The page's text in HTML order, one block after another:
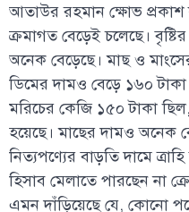
আতাউর রহমান ক্ষোভ প্রকাশ
ক্রমাগত বেড়েই চলেছে।
অনেক বেড়েছে। মাছ ও
ডিমের দামও বেড়ে ১৬০
মরিচের কেজি ১৫০ টাকা
হয়েছে। মাছের দামও অনেক
নিত্যপণ্যের বাড়তি দামে
হিসাব মেলাতে পারছেন না
এমন দাঁড়িয়েছে যে, কোনো